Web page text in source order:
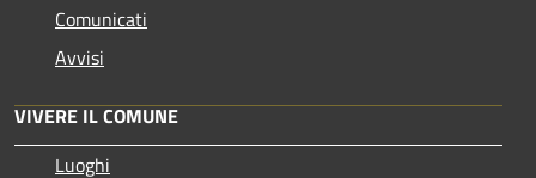
Comunicati
Avvisi
VIVERE IL COMUNE
Luoghi